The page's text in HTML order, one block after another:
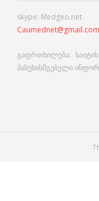
skype: Medgeo.net
Caumednet@gmail.com
გაფრთხილება:
პასუხისმგებელი